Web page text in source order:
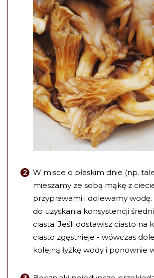
W misce o płaskim dnie (np.
mieszamy ze sobą mąkę z
przyprawami i dolewamy wodę.
do uzyskania konsystencji
ciasta. Jeśli odstawisz ciasto na
ciasto zgęstnieje - wówczas
kolejną łyżkę wody i ponownie